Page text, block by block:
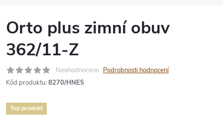
Orto plus zimní obuv
362/11-Z
Neohodnoceno Podrobnosti hodnocení
Kód produktu: 8270/HNE5
Top produkt